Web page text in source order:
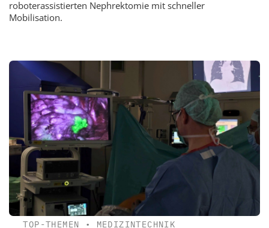
roboterassistierten Nephrektomie mit schneller
Mobilisation.
TOP-THEMEN • MEDIZINTECHNIK